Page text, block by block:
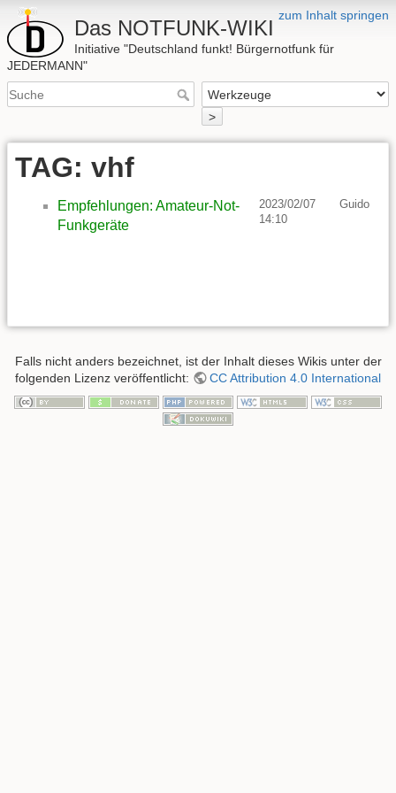
zum Inhalt springen
Das NOTFUNK-WIKI
Initiative "Deutschland funkt! Bürgernotfunk für
JEDERMANN"
>
TAG: vhf
Empfehlungen: Amateur-Not-
Funkgeräte
2023/02/07
14:10
Guido
Falls nicht anders bezeichnet, ist der Inhalt dieses Wikis unter der
folgenden Lizenz veröffentlicht:
CC Attribution 4.0 International